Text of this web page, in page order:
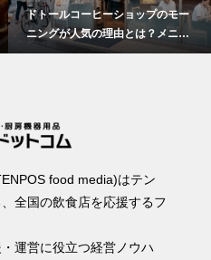
ドトールコーヒーショップのモー
ニングが人気の理由とは？メニュ
ーや時間、おすすめの楽しみ方を
food media)はテン
全国の飲食店を応援するフ
運営に役立つ経営ノウハ